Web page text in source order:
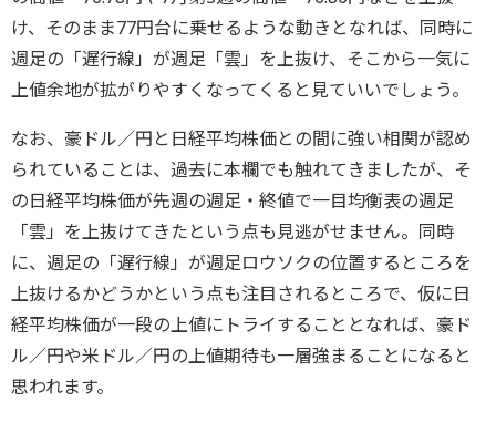
け、そのまま77円台に乗せるような動きとなれば、同時に
週足の「遅行線」が週足「雲」を上抜け、そこから一気に
上値余地が拡がりやすくなってくると見ていいでしょう。
なお、豪ドル／円と日経平均株価との間に強い相関が認め
られていることは、過去に本欄でも触れてきましたが、そ
の日経平均株価が先週の週足・終値で一目均衡表の週足
「雲」を上抜けてきたという点も見逃がせません。同時
に、週足の「遅行線」が週足ロウソクの位置するところを
上抜けるかどうかという点も注目されるところで、仮に日
経平均株価が一段の上値にトライすることとなれば、豪ド
ル／円や米ドル／円の上値期待も一層強まることになると
思われます。